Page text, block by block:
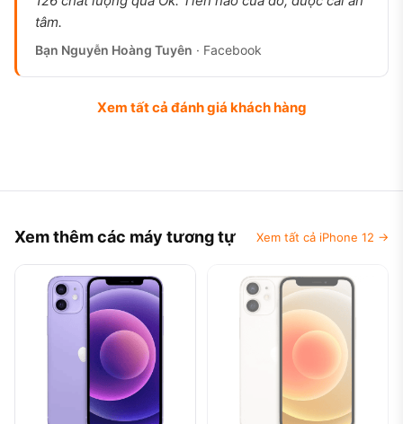
tâm.
Bạn Nguyễn Hoàng Tuyên · Facebook
Xem tất cả đánh giá khách hàng
Xem thêm các máy tương tự Xem tất cả iPhone 12 →